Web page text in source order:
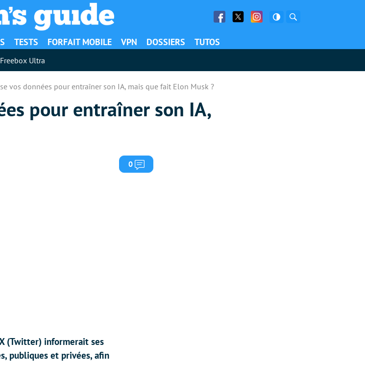
Facebook
Twitter Facebook
TESTS FORFAIT MOBILE VPN DOSSIERS TUTOS
Freebox Ultra
vos données pour entraîner son IA, mais que fait Elon Musk ?
pour entraîner son IA,
0 Commentaires
(Twitter) informerait ses
publiques et privées, afin